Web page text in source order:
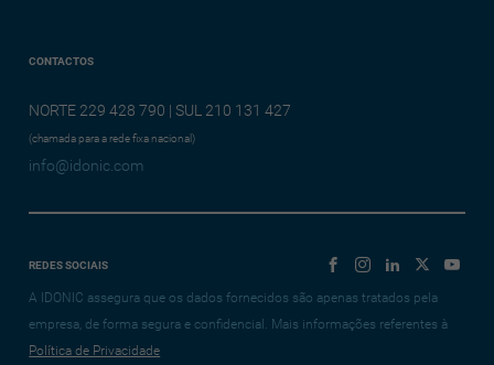
CONTACTOS
NORTE 229 428 790 | SUL 210 131 427
(chamada para a rede fixa nacional)
info@idonic.com
REDES SOCIAIS
A IDONIC assegura que os dados fornecidos são apenas tratados pela
empresa, de forma segura e confidencial. Mais informações referentes à
Política de Privacidade